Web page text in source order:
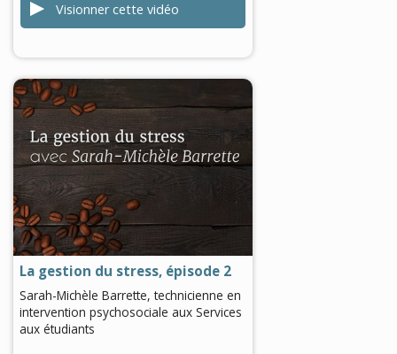
Visionner cette vidéo
0
seconds
of
0
seconds
La gestion du stress, épisode 2
Sarah-Michèle Barrette, technicienne en
intervention psychosociale aux Services
aux étudiants